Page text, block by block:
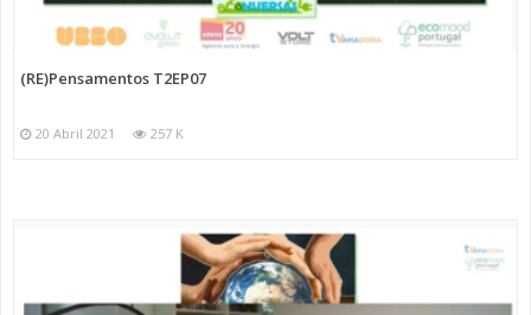
(RE)Pensamentos T2EP07
20 Abril 2021 257 K